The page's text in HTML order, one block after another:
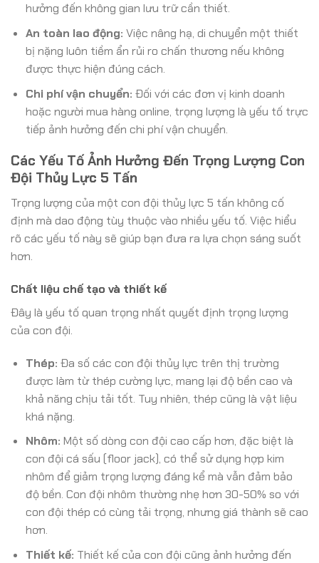
hưởng đến không gian lưu trữ cần thiết.
An toàn lao động: Việc nâng hạ, di chuyển một thiết
bị nặng luôn tiềm ẩn rủi ro chấn thương nếu không
được thực hiện đúng cách.
Chi phí vận chuyển: Đối với các đơn vị kinh doanh
hoặc người mua hàng online, trọng lượng là yếu tố trực
tiếp ảnh hưởng đến chi phí vận chuyển.
Các Yếu Tố Ảnh Hưởng Đến Trọng Lượng Con
Đội Thủy Lực 5 Tấn
Trọng lượng của một con đội thủy lực 5 tấn không cố
định mà dao động tùy thuộc vào nhiều yếu tố. Việc hiểu
rõ các yếu tố này sẽ giúp bạn đưa ra lựa chọn sáng suốt
hơn.
Chất liệu chế tạo và thiết kế
Đây là yếu tố quan trọng nhất quyết định trọng lượng
của con đội.
Thép: Đa số các con đội thủy lực trên thị trường
được làm từ thép cường lực, mang lại độ bền cao và
khả năng chịu tải tốt. Tuy nhiên, thép cũng là vật liệu
khá nặng.
Nhôm: Một số dòng con đội cao cấp hơn, đặc biệt là
con đội cá sấu (floor jack), có thể sử dụng hợp kim
nhôm để giảm trọng lượng đáng kể mà vẫn đảm bảo
độ bền. Con đội nhôm thường nhẹ hơn 30-50% so với
con đội thép có cùng tải trọng, nhưng giá thành sẽ cao
hơn.
Thiết kế: Thiết kế của con đội cũng ảnh hưởng đến